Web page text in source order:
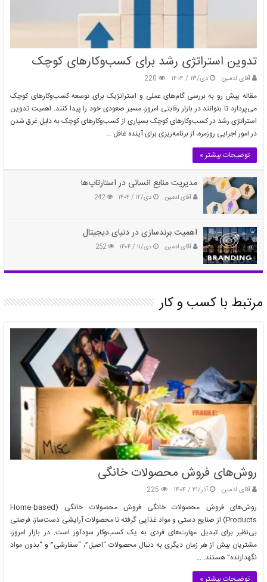
تدوین استراتژی رشد برای کسب‌وکارهای کوچک
آقای ادمین دی/۱۳ / ۱۴۰۴ 220
مقاله پیش رو به بررسی گام‌های عملی و استراتژیک برای توسعه کسب‌وکارهای کوچک
می‌پردازد تا بتوانند در بازار رقابتی امروز، مسیر صعودی خود را پیدا کنند. اهمیت تدوین
استراتژی رشد در کسب‌وکارهای کوچک بسیاری از کسب‌وکارهای کوچک به دلیل غرق شدن
در امور اجرایی روزمره، از برنامه‌ریزی برای آینده غافل …
توضیحات بیشتر »
مدیریت منابع انسانی در استارتاپ‌ها
آقای ادمین دی/۱۲ / ۱۴۰۴ 242
اهمیت برندسازی در دنیای دیجیتال
آقای ادمین دی/۱۱ / ۱۴۰۴ 252
مرتبط با کسب و کار
روش‌های فروش محصولات خانگی
آقای ادمین آذر/۲۱ / ۱۴۰۴ 225
روش‌های فروش محصولات خانگی فروش محصولات خانگی (Home-based
Products) از صنایع دستی و مواد غذایی گرفته تا محصولات آرایشی دست‌ساز، فرصتی
بی‌نظیر برای تبدیل مهارت‌های فردی به یک کسب‌وکار سودآور است. در بازار امروز،
مشتریان بیش از هر زمان دیگری به دنبال محصولات “اصیل”، “سفارشی” و “بدون مواد
نگهدارنده” هستند. …
توضیحات بیشتر »